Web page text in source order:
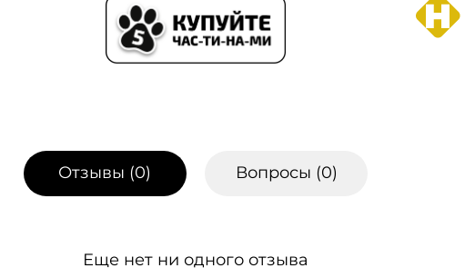
Отзывы (0) Вопросы (0)
Еще нет ни одного отзыва